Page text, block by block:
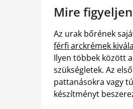
Mire
Az urak bőrének
férfi arckrémek
Ilyen többek között
szükségletek. Az
pattanásokra vagy
készítményt